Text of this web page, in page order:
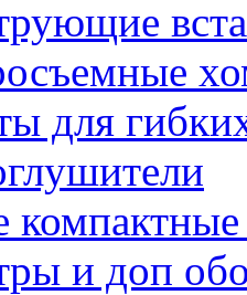
для
и доп